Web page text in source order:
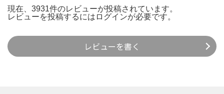
現在、3931件のレビューが投稿されています。
レビューを投稿するには ログインが必要です。
レビューを書く